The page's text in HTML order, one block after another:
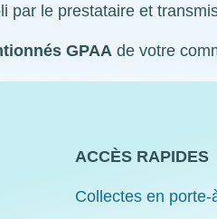
par le prestataire et
GPAA de votre
ACCÈS RAPIDES
Collectes en porte-